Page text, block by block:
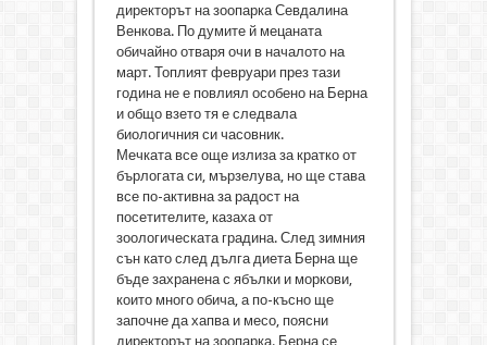
директорът на зоопарка Севдалина
Венкова. По думите й мецаната
обичайно отваря очи в началото на
март. Топлият февруари през тази
година не е повлиял особено на Берна
и общо взето тя е следвала
биологичния си часовник.
Мечката все още излиза за кратко от
бърлогата си, мързелува, но ще става
все по-активна за радост на
посетителите, казаха от
зоологическата градина. След зимния
сън като след дълга диета Берна ще
бъде захранена с ябълки и моркови,
които много обича, а по-късно ще
започне да хапва и месо, поясни
директорът на зоопарка. Берна се